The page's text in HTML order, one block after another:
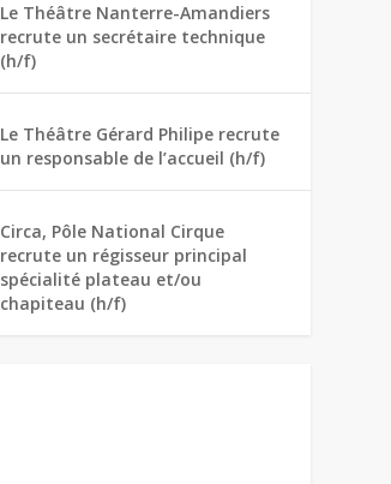
Le Théâtre Nanterre-Amandiers
recrute un secrétaire technique
(h/f)
Le Théâtre Gérard Philipe recrute
un responsable de l’accueil (h/f)
Circa, Pôle National Cirque
recrute un régisseur principal
spécialité plateau et/ou
chapiteau (h/f)